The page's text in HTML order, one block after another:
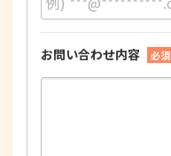
お問い合わせ内容 必須